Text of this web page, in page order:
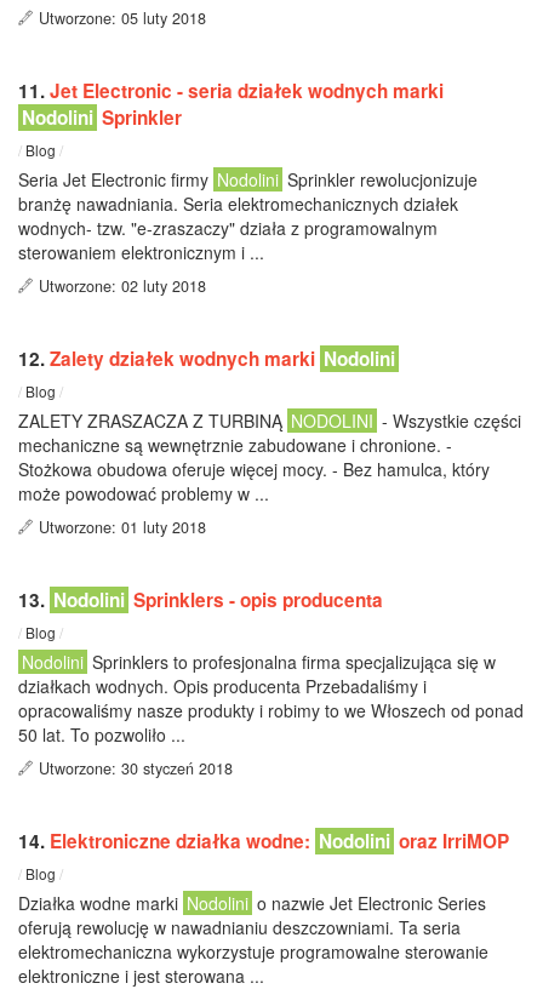
Utworzone: 05 luty 2018
11.Jet Electronic - seria działek wodnych marki
Nodolini Sprinkler
/ Blog /
Seria Jet Electronic firmy Nodolini Sprinkler rewolucjonizuje
branżę nawadniania. Seria elektromechanicznych działek
wodnych- tzw. "e-zraszaczy" działa z programowalnym
sterowaniem elektronicznym i ...
Utworzone: 02 luty 2018
12.Zalety działek wodnych marki Nodolini
/ Blog /
ZALETY ZRASZACZA Z TURBINĄ NODOLINI - Wszystkie części
mechaniczne są wewnętrznie zabudowane i chronione. -
Stożkowa obudowa oferuje więcej mocy. - Bez hamulca, który
może powodować problemy w ...
Utworzone: 01 luty 2018
13. Nodolini Sprinklers - opis producenta
/ Blog /
Nodolini Sprinklers to profesjonalna firma specjalizująca się w
działkach wodnych. Opis producenta Przebadaliśmy i
opracowaliśmy nasze produkty i robimy to we Włoszech od ponad
50 lat. To pozwoliło ...
Utworzone: 30 styczeń 2018
14. Elektroniczne działka wodne: Nodolini oraz IrriMOP
/ Blog /
Działka wodne marki Nodolini o nazwie Jet Electronic Series
oferują rewolucję w nawadnianiu deszczowniami. Ta seria
elektromechaniczna wykorzystuje programowalne sterowanie
elektroniczne i jest sterowana ...